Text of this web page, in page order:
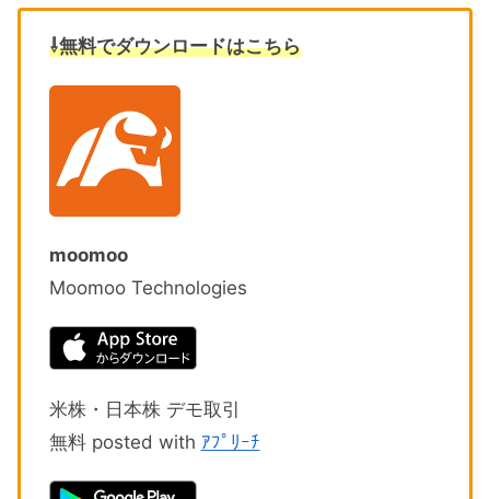
⇩無料でダウンロードはこちら
moomoo
Moomoo Technologies
米株・日本株 デモ取引
無料 posted with ｱﾌﾟﾘｰﾁ